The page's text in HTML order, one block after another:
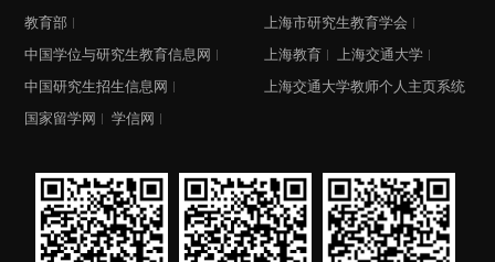
教育部
中国学位与研究生教育信息网
中国研究生招生信息网
国家留学网
学信网
上海市研究生教育学会
上海教育
上海交通大学
上海交通大学教师个人主页系统